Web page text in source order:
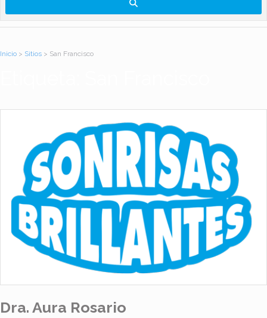
Inicio > Sitios > San Francisco
Dra. Aura Rosario